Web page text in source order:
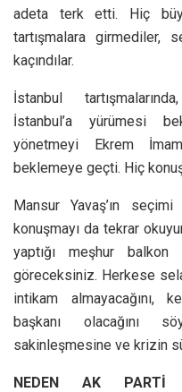
adeta terk etti. Hiç
tartışmalara girmediler,
kaçındılar.
İstanbul
İstanbul’a yürümesi
yönetmeyi Ekrem
beklemeye geçti. Hiç
Mansur Yavaş’ın seçimi
konuşmayı da tekrar
yaptığı meşhur balkon
göreceksiniz. Herkese
intikam almayacağını,
başkanı olacağını
sakinleşmesine ve krizin
NEDEN AK PARTİ